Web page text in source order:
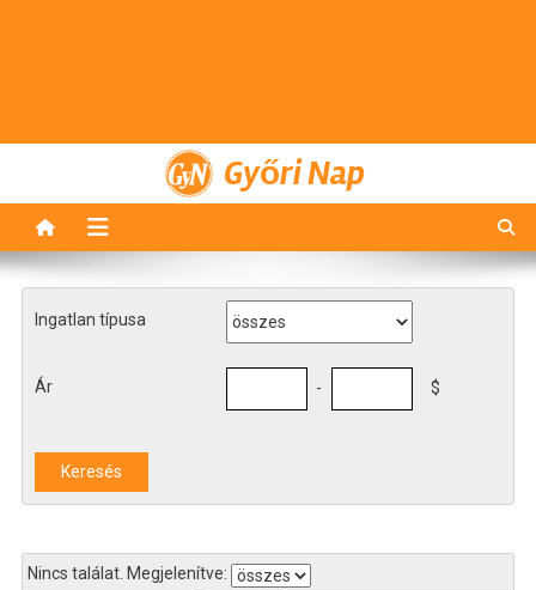
Győri Nap
Ingatlan típusa
Ár - $
Nincs találat. Megjelenítve: